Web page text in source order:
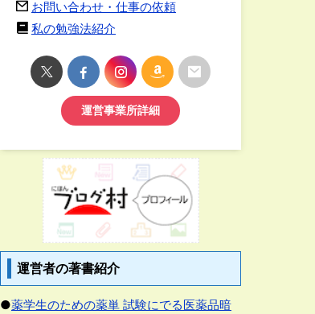
お問い合わせ・仕事の依頼
私の勉強法紹介
運営事業所詳細
運営者の著書紹介
●薬学生のための薬単 試験にでる医薬品暗